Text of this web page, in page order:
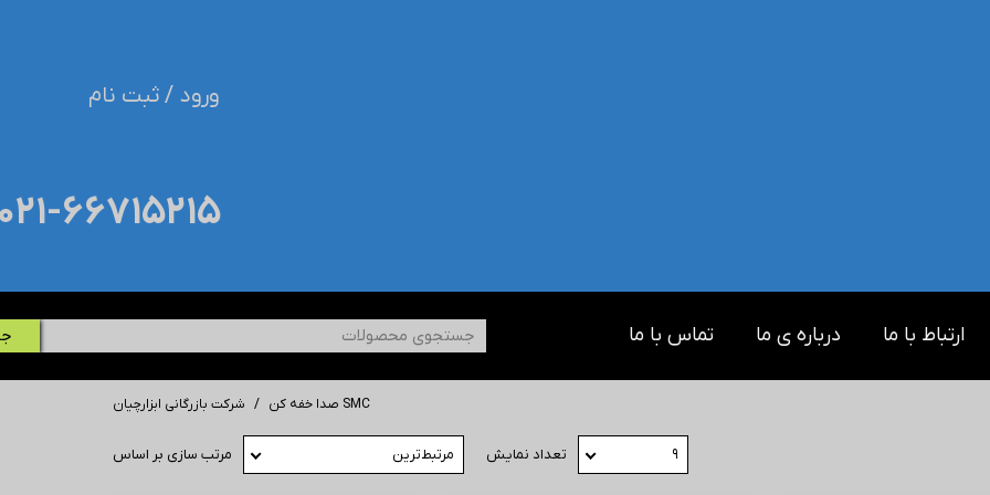
۰۲۱-
ارتباط با ما درباره ی ما تماس با ما
ورود / ثبت نام
سفارشات
شرکت بازرگانی ابزارچیان صدا خفه کن SMC
مرتب سازی بر اساس مرتبط‌ترین تعداد نمایش ۹